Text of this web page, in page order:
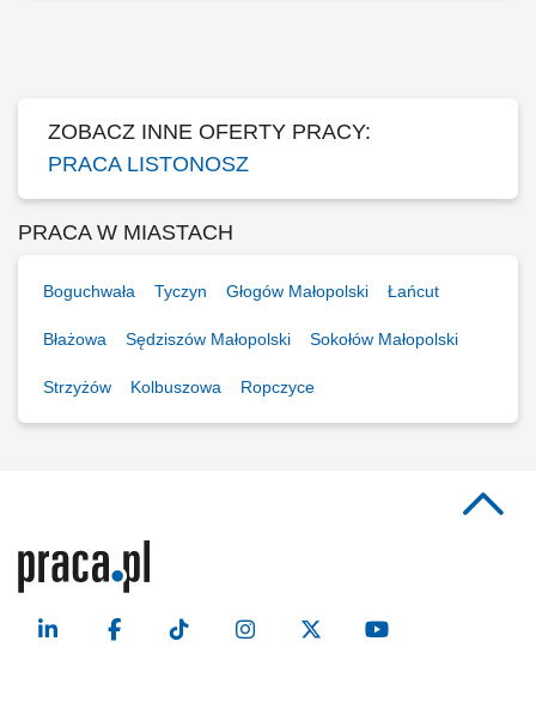
ZOBACZ INNE OFERTY PRACY:
PRACA LISTONOSZ
PRACA W MIASTACH
Boguchwała Tyczyn Głogów Małopolski Łańcut
Błażowa Sędziszów Małopolski Sokołów Małopolski
Strzyżów Kolbuszowa Ropczyce